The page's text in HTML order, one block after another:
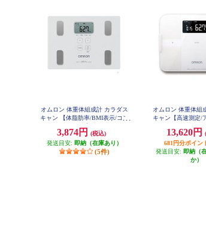
オムロン 体重体組成計 カラダス
キャン 【体脂肪率/BMI表示/コン
3,874円
(税込)
発送目安: 即納（在庫あり）
(5件)
オムロン 体重体組
キャン【高速測定/
ワイト】 KRD-
13,620円
681円分ポイン
発送目安: 即納（
か）